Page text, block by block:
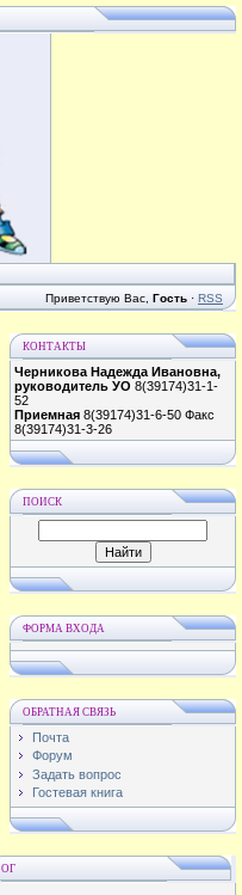
Приветствую Вас Гость · RSS
КОНТАКТЫ
Черникова Надежда Ивановна,
руководитель УО 8(39174)31-1-
52
Приемная 8(39174)31-6-50 Факс
8(39174)31-3-26
ПОИСК
ФОРМА ВХОДА
ОБРАТНАЯ СВЯЗЬ
Почта
Форум
Задать вопрос
Гостевая книга
ОГ